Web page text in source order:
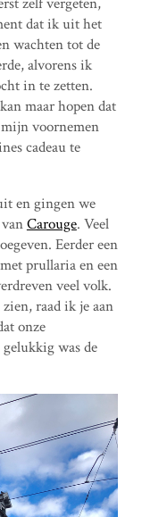
dat ik uit het
wachten tot de
alvorens ik
in te zetten.
maar hopen dat
voornemen
cadeau te
en gingen we
Carouge. Veel
Eerder een
prullaria en een
veel volk.
raad ik je aan
onze
was de